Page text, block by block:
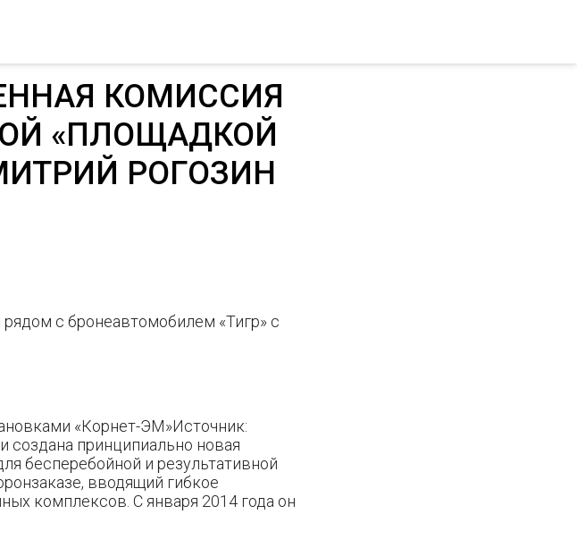
КОМИССИЯ
«ПЛОЩАДКОЙ
РОГОЗИН
с бронеавтомобилем «Тигр» с
«Корнет-ЭМ»Источник:
создана принципиально новая
бесперебойной и результативной
вводящий гибкое
комплексов. С января 2014 года он